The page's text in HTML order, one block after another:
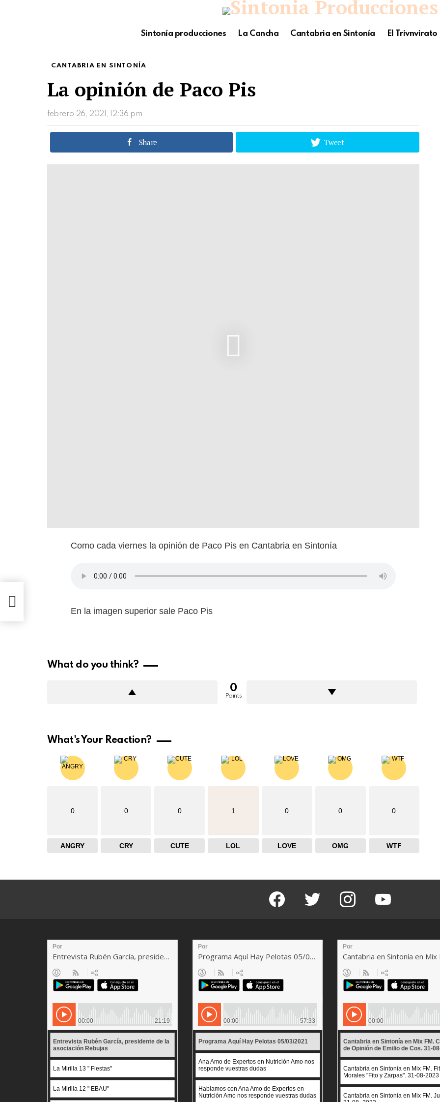
Sintonía producciones La Cancha Cantabria en Sintonía El Trivnvirato
CANTABRIA EN SINTONÍA
La opinión de Paco Pis
febrero 26, 2021, 12:36 pm
Share Tweet
Como cada viernes la opinión de Paco Pis en Cantabria en Sintonía
En la imagen superior sale Paco Pis
What do you think?
0
Points
What's Your Reaction?
0
ANGRY
0
CRY
0
CUTE
1
LOL
0
LOVE
0
OMG
0
WTF
facebook twitter instagram youtube